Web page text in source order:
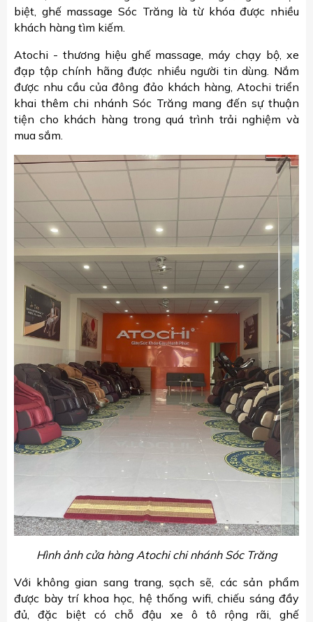
biệt, ghế massage Sóc Trăng là từ khóa được nhiều
khách hàng tìm kiếm.
Atochi - thương hiệu ghế massage, máy chạy bộ, xe
đạp tập chính hãng được nhiều người tin dùng. Nắm
được nhu cầu của đông đảo khách hàng, Atochi triển
khai thêm chi nhánh Sóc Trăng mang đến sự thuận
tiện cho khách hàng trong quá trình trải nghiệm và
mua sắm.
Hình ảnh cửa hàng Atochi chi nhánh Sóc Trăng
Với không gian sang trang, sạch sẽ, các sản phẩm
được bày trí khoa học, hệ thống wifi, chiếu sáng đầy
đủ, đặc biệt có chỗ đậu xe ô tô rộng rãi, ghế